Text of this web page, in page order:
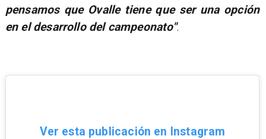
pensamos que Ovalle tiene que ser una opción
en el desarrollo del campeonato".
Ver esta publicación en Instagram